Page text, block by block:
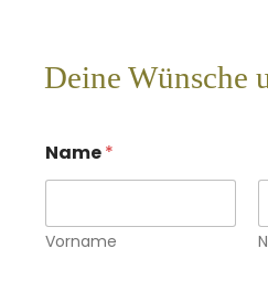
Deine Wünsche
Name*
Vorname